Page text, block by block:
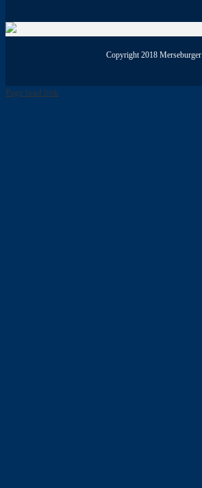
Copyright 2018 Merseburger
Page load link